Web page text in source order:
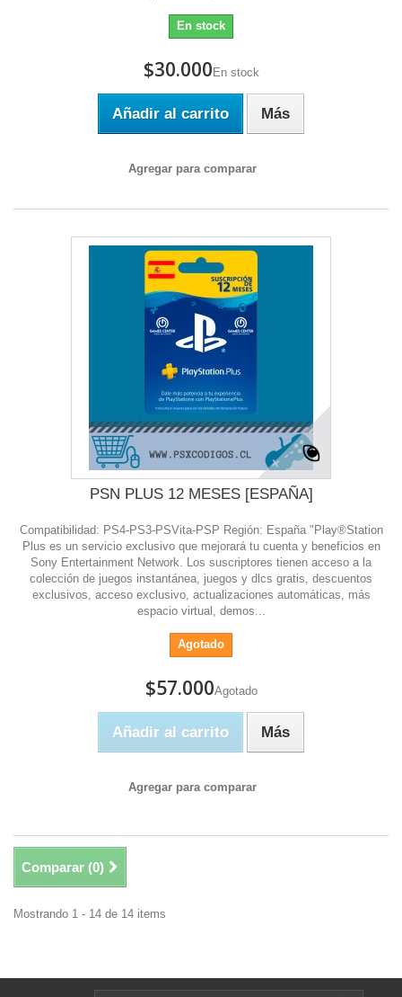
En stock
$30.000 En stock
Añadir al carrito Más
Agregar para comparar
PSN PLUS 12 MESES [ESPAÑA]
Compatibilidad: PS4-PS3-PSVita-PSP Región: España "Play®Station
Plus es un servicio exclusivo que mejorará tu cuenta y beneficios en
Sony Entertainment Network. Los suscriptores tienen acceso a la
colección de juegos instantánea, juegos y dlcs gratis, descuentos
exclusivos, acceso exclusivo, actualizaciones automáticas, más
espacio virtual, demos...
Agotado
$57.000Agotado
Añadir al carrito Más
Agregar para comparar
Comparar (0)
Mostrando 1 - 14 de 14 items